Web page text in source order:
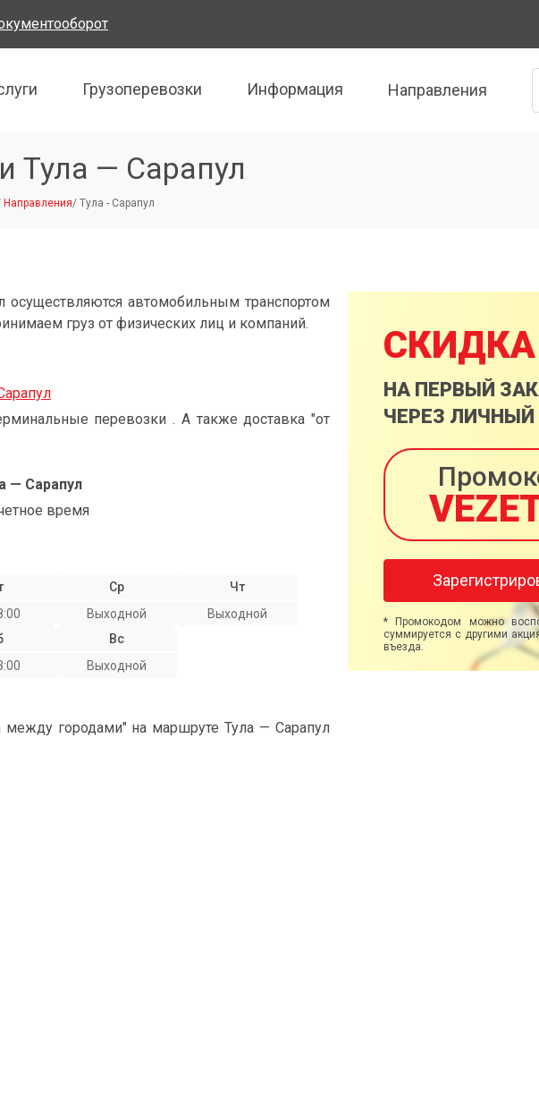
Грузоперевозки Информация Направления
Тула — Сарапул
Направления/ Тула - Сарапул
осуществляются автомобильным транспортом
груз от физических лиц и компаний.
перевозки . А также доставка "от
— Сарапул
время
Ср
Выходной
Чт
Выходной
Вс
Выходной
между городами" на маршруте Тула — Сарапул
СКИДКА
НА ПЕРВЫЙ
ЧЕРЕЗ ЛИЧНЫЙ
* Промокодом можно
суммируется с другими
въезда.